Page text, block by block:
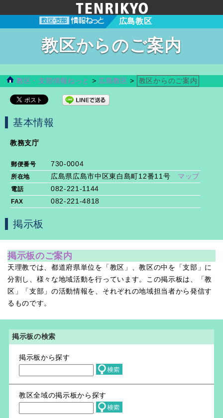
広島教区
教区からのご案内
教区・支部情報ねっと > 広島教区 > 教区からのご案内
基本情報
教務支庁
郵便番号 730-0004
所在地 広島県広島市中区東白島町12番11号 マップ
電話 082-221-1144
FAX 082-221-4818
掲示板
掲示板のご案内
天理教では、都道府県単位を「教区」、教区の中を「支部」に
分割し、様々な地域活動を行っています。この掲示板は、「教
区」「支部」の活動情報を、それぞれの地域担当者から発信す
るものです。
掲示板の検索
掲示板から探す
教区全域の掲示板から探す